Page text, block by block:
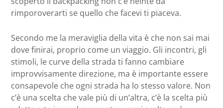
rimporoverarti se quello che facevi ti piaceva.
Secondo me la meraviglia della vita è che non sai mai
dove finirai, proprio come un viaggio. Gli incontri, gli
stimoli, le curve della strada ti fanno cambiare
improvvisamente direzione, ma è importante essere
consapevole che ogni strada ha lo stesso valore. Non
c’è una scelta che vale più di un’altra, c’è la scelta più